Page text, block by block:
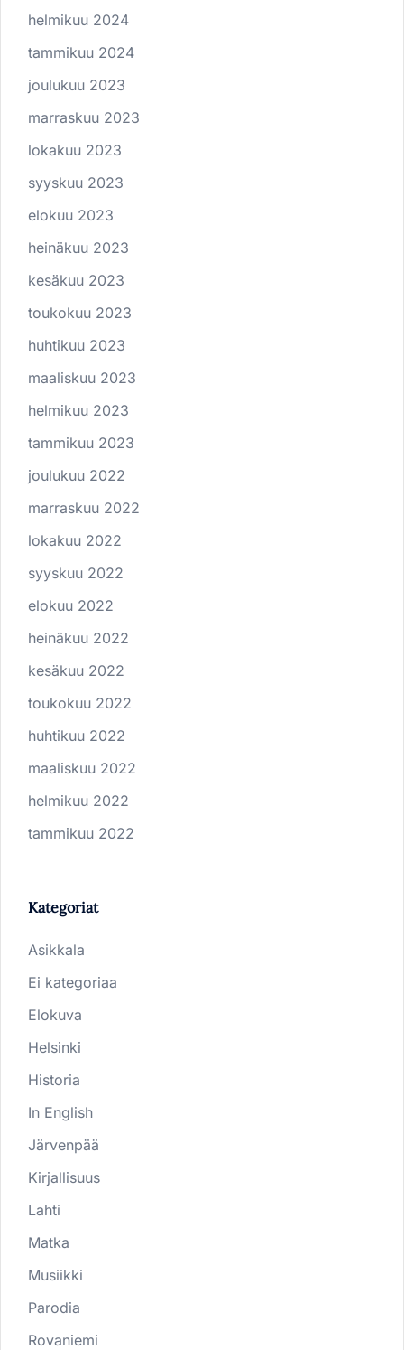
helmikuu 2024
tammikuu 2024
joulukuu 2023
marraskuu 2023
lokakuu 2023
syyskuu 2023
elokuu 2023
heinäkuu 2023
kesäkuu 2023
toukokuu 2023
huhtikuu 2023
maaliskuu 2023
helmikuu 2023
tammikuu 2023
joulukuu 2022
marraskuu 2022
lokakuu 2022
syyskuu 2022
elokuu 2022
heinäkuu 2022
kesäkuu 2022
toukokuu 2022
huhtikuu 2022
maaliskuu 2022
helmikuu 2022
tammikuu 2022
Kategoriat
Asikkala
Ei kategoriaa
Elokuva
Helsinki
Historia
In English
Järvenpää
Kirjallisuus
Lahti
Matka
Musiikki
Parodia
Rovaniemi